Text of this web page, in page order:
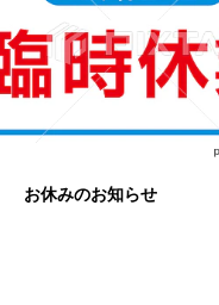
お休みのお知らせ